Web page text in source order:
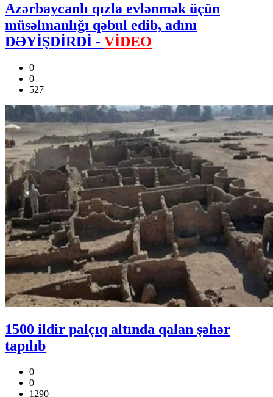
Azərbaycanlı qızla evlənmək üçün
müsəlmanlığı qəbul edib, adını
DƏYİŞDİRDİ - VİDEO
0
0
527
1500 ildir palçıq altında qalan şəhər
tapılıb
0
0
1290